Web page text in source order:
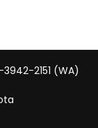
2151 (WA)